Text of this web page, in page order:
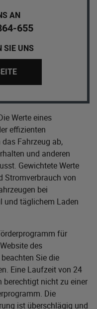
AN
655
SIE UNS
Werte eines
effizienten
Fahrzeug ab,
und anderen
Gewichtete Werte
Stromverbrauch von
bei
und täglichem Laden
für
des
Sie die
Eine Laufzeit von 24
berechtigt nicht zu einer
Die
ist überschlägig und